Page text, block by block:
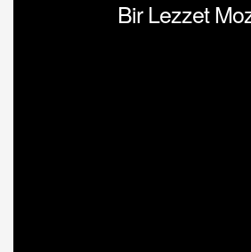
Bir Lezzet